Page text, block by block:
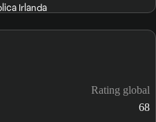
Irlanda
Rating global
68